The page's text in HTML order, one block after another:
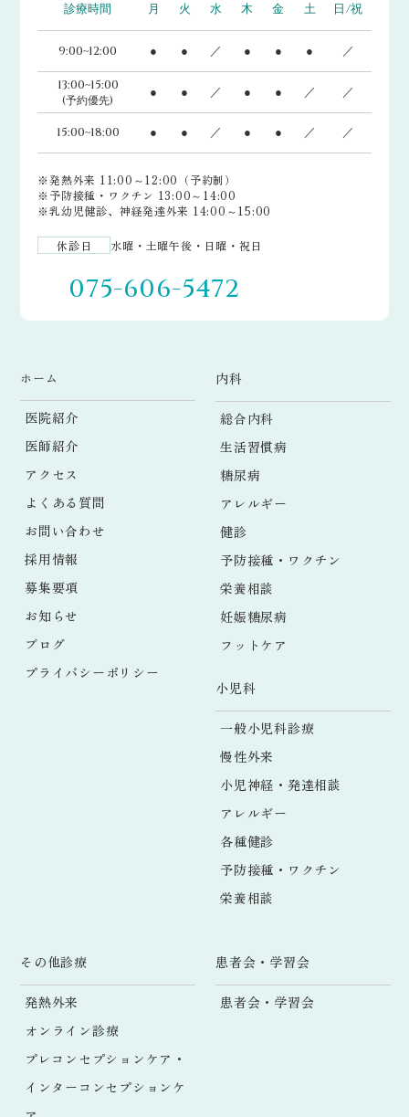
診療時間 月 火 水 木 金 土 日/祝
9:00~12:00 ● ● ／ ● ● ● ／
13:00~15:00
(予約優先) ● ● ／ ● ● ／ ／
15:00~18:00 ● ● ／ ● ● ／ ／
※発熱外来 11:00～12:00（予約制）
※予防接種・ワクチン 13:00～14:00
※乳幼児健診、神経発達外来 14:00～15:00
休診日 水曜・土曜午後・日曜・祝日
075-606-5472
ホーム
医院紹介
医師紹介
アクセス
よくある質問
お問い合わせ
採用情報
募集要項
お知らせ
ブログ
プライバシーポリシー
内科
総合内科
生活習慣病
糖尿病
アレルギー
健診
予防接種・ワクチン
栄養相談
妊娠糖尿病
フットケア
小児科
一般小児科診療
慢性外来
小児神経・発達相談
アレルギー
各種健診
予防接種・ワクチン
栄養相談
その他診療
発熱外来
オンライン診療
プレコンセプションケア・
インターコンセプションケ
患者会・学習会
患者会・学習会